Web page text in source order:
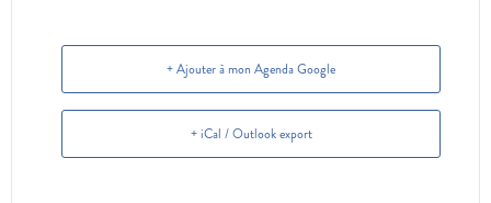
+ Ajouter à mon Agenda Google
+ iCal / Outlook export